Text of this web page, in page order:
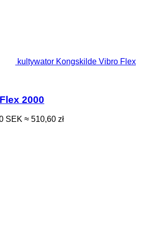
kultywator Kongskilde Vibro Flex
2000
SEK ≈ 510,60 zł